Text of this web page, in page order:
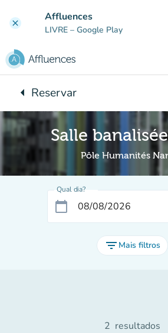
clear Affluences
LIVRE – Google Play
arrow_leftVoltar para:
Reservar
Salle
Pôle Humanités
Qual dia?
calendar_today
filter_list Mais filtros
2 resultados